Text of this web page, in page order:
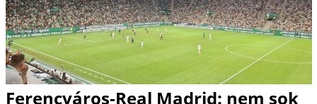
Ferencváros-Real Madrid: nem sok